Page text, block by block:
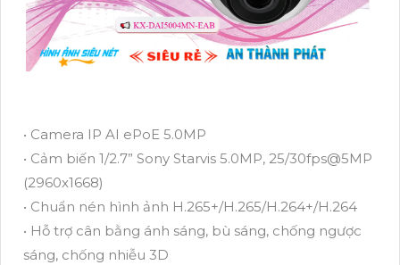
• Camera IP AI ePoE 5.0MP
• Cảm biến 1/2.7” Sony Starvis 5.0MP, 25/30fps@5MP
(2960x1668)
• Chuẩn nén hình ảnh H.265+/H.265/H.264+/H.264
• Hỗ trợ cân bằng ánh sáng, bù sáng, chống ngược
sáng, chống nhiễu 3D